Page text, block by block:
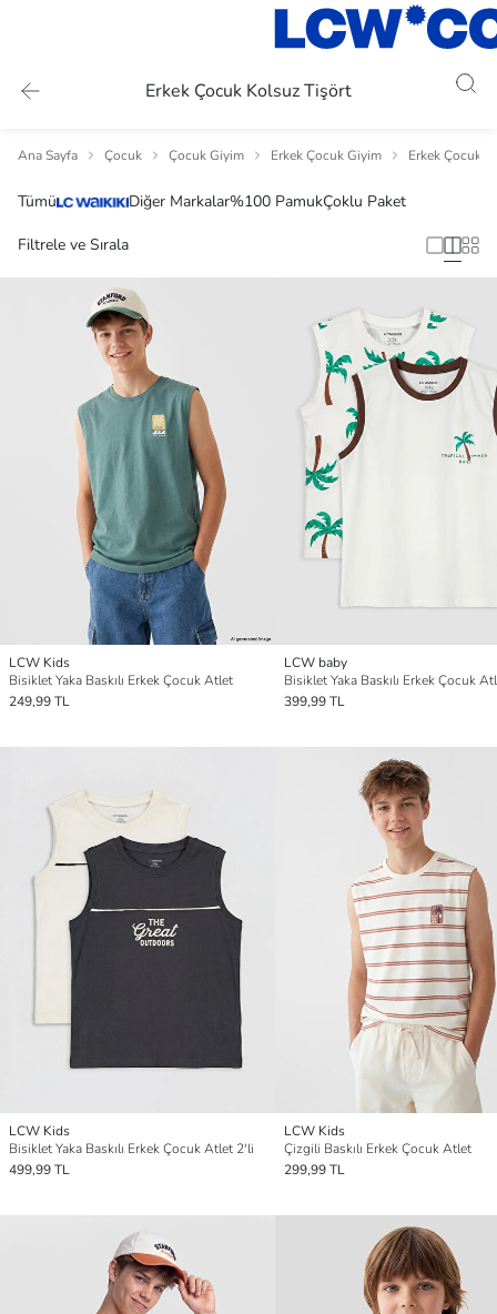
Erkek Çocuk Kolsuz Tişört
Ana Sayfa Çocuk Çocuk Giyim Erkek Çocuk Giyim Erkek Çocuk
Tümü Diğer Markalar%100 PamukÇoklu Paket
Filtrele ve Sırala
LCW Kids
Bisiklet Yaka Baskılı Erkek Çocuk Atlet
249,99 TL
LCW baby
Bisiklet Yaka Baskılı Erkek Çocuk
399,99 TL
LCW Kids
Bisiklet Yaka Baskılı Erkek Çocuk Atlet 2'li
499,99 TL
LCW Kids
Çizgili Baskılı Erkek Çocuk Atlet
299,99 TL